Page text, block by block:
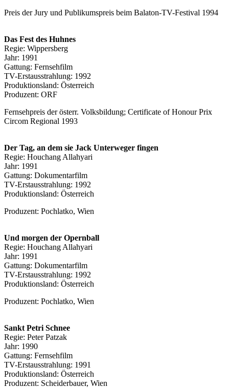
Preis der Jury und Publikumspreis beim Balaton-TV-Festival 1994
Das Fest des Huhnes
Regie: Wippersberg
Jahr: 1991
Gattung: Fernsehfilm
TV-Erstausstrahlung: 1992
Produktionsland: Österreich
Produzent: ORF
Fernsehpreis der österr. Volksbildung; Certificate of Honour Prix
Circom Regional 1993
Der Tag, an dem sie Jack Unterweger fingen
Regie: Houchang Allahyari
Jahr: 1991
Gattung: Dokumentarfilm
TV-Erstausstrahlung: 1992
Produktionsland: Österreich
Produzent: Pochlatko, Wien
Und morgen der Opernball
Regie: Houchang Allahyari
Jahr: 1991
Gattung: Dokumentarfilm
TV-Erstausstrahlung: 1992
Produktionsland: Österreich
Produzent: Pochlatko, Wien
Sankt Petri Schnee
Regie: Peter Patzak
Jahr: 1990
Gattung: Fernsehfilm
TV-Erstausstrahlung: 1991
Produktionsland: Österreich
Produzent: Scheiderbauer, Wien